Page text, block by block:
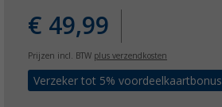
€ 49,99
Prijzen incl. BTW plus verzendkosten
Verzeker tot 5% voordeelkaartbonus